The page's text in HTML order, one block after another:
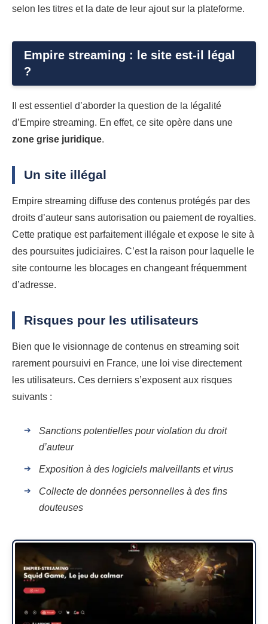
selon les titres et la date de leur ajout sur la plateforme.
Empire streaming : le site est-il légal
?
Il est essentiel d’aborder la question de la légalité
d’Empire streaming. En effet, ce site opère dans une
zone grise juridique.
Un site illégal
Empire streaming diffuse des contenus protégés par des
droits d’auteur sans autorisation ou paiement de royalties.
Cette pratique est parfaitement illégale et expose le site à
des poursuites judiciaires. C’est la raison pour laquelle le
site contourne les blocages en changeant fréquemment
d’adresse.
Risques pour les utilisateurs
Bien que le visionnage de contenus en streaming soit
rarement poursuivi en France, une loi vise directement
les utilisateurs. Ces derniers s’exposent aux risques
suivants :
Sanctions potentielles pour violation du droit
d’auteur
Exposition à des logiciels malveillants et virus
Collecte de données personnelles à des fins
douteuses